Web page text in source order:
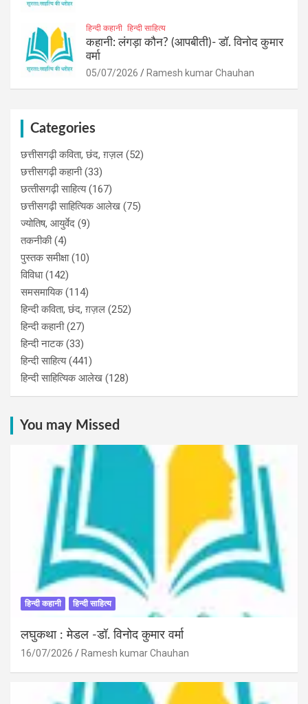
हिन्दी कहानी हिन्दी साहित्य
कहानी: लंगड़ा कौन? (आपबीती)​- डॉ. विनोद कुमार
वर्मा
05/07/2026 Ramesh kumar Chauhan
Categories
छत्तीसगढ़ी कविता, छंद, ग़ज़ल (52)
छत्तीसगढ़ी कहानी(33)
छत्‍तीसगढ़ी साहित्‍य(167)
छत्तीसगढ़ी साहित्यिक आलेख (75)
ज्योतिष, आयुर्वेद (9)
तकनीकी(4)
पुस्‍तक समीक्षा(10)
विविधा(142)
समसमायिक(114)
हिन्दी कविता, छंद, ग़ज़ल (252)
हिन्दी कहानी(27)
हिन्‍दी नाटक(33)
हिन्दी साहित्य(441)
हिन्दी साहित्यिक आलेख (128)
You may Missed
हिन्दी कहानी हिन्दी साहित्य
लघुकथा : मेडल -डॉ. विनोद कुमार वर्मा
16/07/2026 Ramesh kumar Chauhan